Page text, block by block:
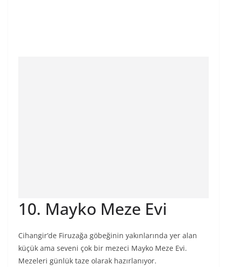
10. Mayko Meze Evi
Cihangir’de Firuzağa göbeğinin yakınlarında yer alan
küçük ama seveni çok bir mezeci Mayko Meze Evi.
Mezeleri günlük taze olarak hazırlanıyor.